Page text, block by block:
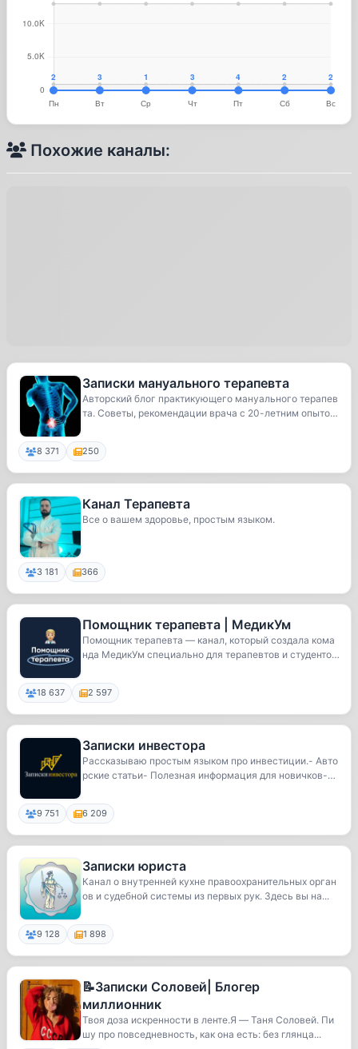
Похожие каналы:
Записки мануального терапевта
Авторский блог практикующего мануального терапев
та. Советы, рекомендации врача с 20-летним опыто
8 371 250
Канал Терапевта
Все о вашем здоровье, простым языком.
3 181 366
Помощник терапевта | MедикУм
Помощник терапевта — канал, который создала кома
нда МедикУм специально для терапевтов и студенто
18 637 2 597
Записки инвестора
Рассказываю простым языком про инвестиции.- Авто
рские статьи- Полезная информация для новичков-
9 751 6 209
Записки юриста
Канал о внутренней кухне правоохранительных орган
ов и судебной системы из первых рук. Здесь вы на...
9 128 1 898
📝Записки Соловей| Блогер
миллионник
Твоя доза искренности в ленте.Я — Таня Соловей. Пи
шу про повседневность, как она есть: без глянца...